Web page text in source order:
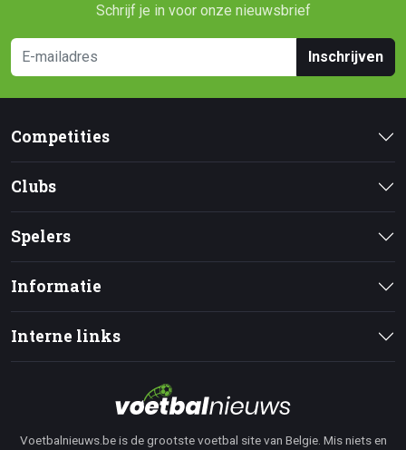
Schrijf je in voor onze nieuwsbrief
Inschrijven
Competities
Clubs
Spelers
Informatie
Interne links
Voetbalnieuws.be is de grootste voetbal site van Belgie. Mis niets en